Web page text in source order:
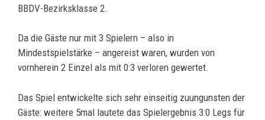
BBDV-Bezirksklasse 2.
Da die Gäste nur mit 3 Spielern – also in
Mindestspielstärke – angereist waren, wurden von
vornherein 2 Einzel als mit 0:3 verloren gewertet.
Das Spiel entwickelte sich sehr einseitig zuungunsten der
Gäste: weitere 5mal lautete das Spielergebnis 3:0 Legs für